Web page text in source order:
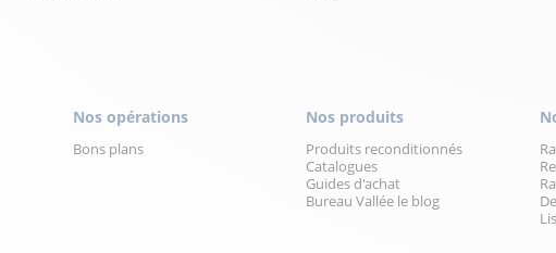
Nos opérations
Bons plans
Nos produits
Produits reconditionnés
Catalogues
Guides d'achat
Bureau Vallée le blog